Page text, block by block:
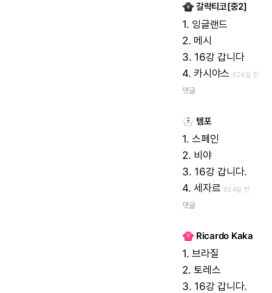
갈락티코[중2]
1. 잉글랜드
2. 메시
3. 16강 갑니다
4. 카시야스 624일 전
댓글
템포
1. 스페인
2. 비야
3. 16강 갑니다.
4.세자르 624일 전
댓글
Ricardo Kaka
1. 브라질
2.토레스
3. 16강 갑니다.